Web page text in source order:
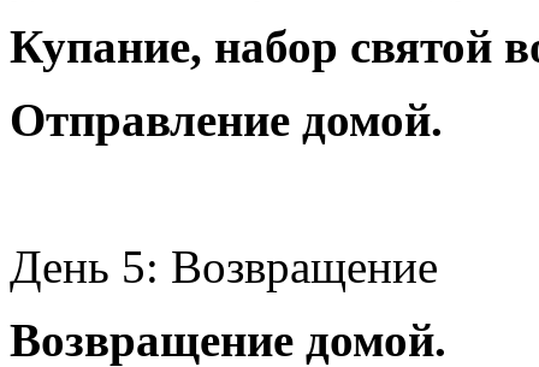
Купание, набор святой
Отправление домой.
День 5: Возвращение
Возвращение домой.